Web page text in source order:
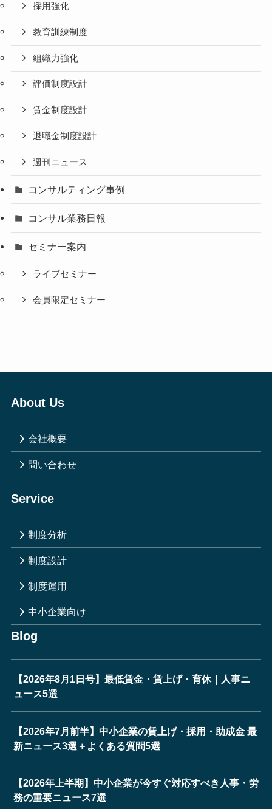
採用強化
教育訓練制度
組織力強化
評価制度設計
賃金制度設計
退職金制度設計
週刊ニュース
コンサルティング事例
コンサル業務日報
セミナー案内
ライブセミナー
会員限定セミナー
About Us
会社概要
問い合わせ
Service
制度分析
制度設計
制度運用
中小企業向け
Blog
【2026年8月1日号】最低賃金・賃上げ・育休｜人事ニ
ュース5選
【2026年7月前半】中小企業の賃上げ・採用・助成金 最
新ニュース3選＋よくある質問5選
【2026年上半期】中小企業が今すぐ対応すべき人事・労
務の重要ニュース7選